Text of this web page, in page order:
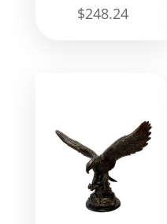
$248.24